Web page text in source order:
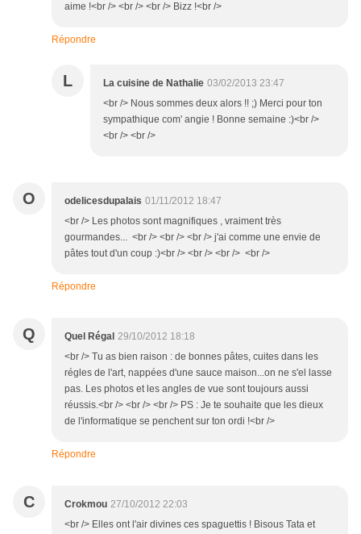
aime !<br /> <br /> <br /> Bizz !<br />
Répondre
L La cuisine de Nathalie 03/02/2013 23:47
<br /> Nous sommes deux alors !! ;) Merci pour ton
sympathique com' angie ! Bonne semaine :)<br />
<br /> <br />
O odelicesdupalais 01/11/2012 18:47
<br /> Les photos sont magnifiques , vraiment très
gourmandes... <br /> <br /> <br /> j'ai comme une envie de
pâtes tout d'un coup :)<br /> <br /> <br /> <br />
Répondre
Q Quel Régal 29/10/2012 18:18
<br /> Tu as bien raison : de bonnes pâtes, cuites dans les
régles de l'art, nappées d'une sauce maison...on ne s'el lasse
pas. Les photos et les angles de vue sont toujours aussi
réussis.<br /> <br /> <br /> PS : Je te souhaite que les dieux
de l'informatique se penchent sur ton ordi !<br />
Répondre
C Crokmou 27/10/2012 22:03
<br /> Elles ont l'air divines ces spaguettis ! Bisous Tata et